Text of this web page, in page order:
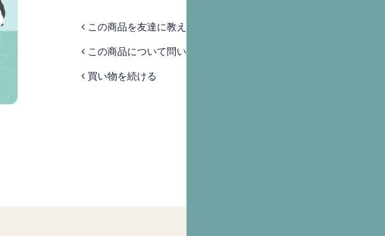
この商品を友達に教える
この商品について問い合わせる
買い物を続ける